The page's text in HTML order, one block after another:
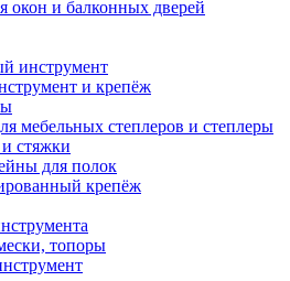
окон и балконных дверей
инструмент
и крепёж
мебельных степлеров и степлеры
стяжки
для полок
крепёж
топоры